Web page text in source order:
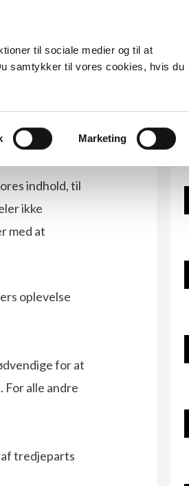
til sociale medier og til at
samtykker til vores cookies, hvis du
Marketing
indhold, til
ikke
med at
oplevelse
for at
alle andre
tredjeparts